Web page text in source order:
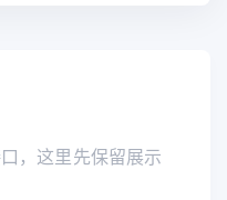
，这里先保留展示